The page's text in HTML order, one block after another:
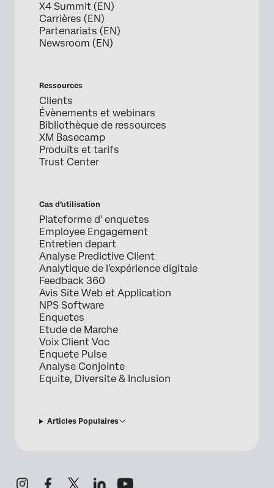
X4 Summit (EN)
Carrières (EN)
Partenariats (EN)
Newsroom (EN)
Ressources
Clients
Évènements et webinars
Bibliothèque de ressources
XM Basecamp
Produits et tarifs
Trust Center
Cas d’utilisation
Plateforme d' enquetes
Employee Engagement
Entretien depart
Analyse Predictive Client
Analytique de l'expérience digitale
Feedback 360
Avis Site Web et Application
NPS Software
Enquetes
Etude de Marche
Voix Client Voc
Enquete Pulse
Analyse Conjointe
Equite, Diversite & Inclusion
Articles Populaires